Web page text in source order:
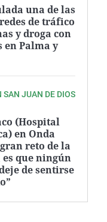
una de las
de tráfico
y droga con
en Palma y
SAN JUAN DE DIOS
(Hospital
en Onda
reto de la
que ningún
de sentirse